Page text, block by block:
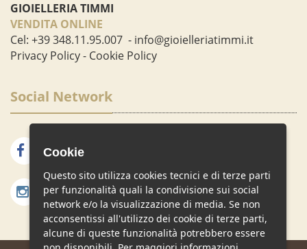
GIOIELLERIA TIMMI
VENDITA ONLINE
Cel: +39 348.11.95.007 - info@gioielleriatimmi.it
Privacy Policy- Cookie Policy
Social Network
Facebook
Instagram
Cookie
Questo sito utilizza cookies tecnici e di terze parti
per funzionalità quali la condivisione sui social
network e/o la visualizzazione di media. Se non
acconsentissi all'utilizzo dei cookie di terze parti,
alcune di queste funzionalità potrebbero essere